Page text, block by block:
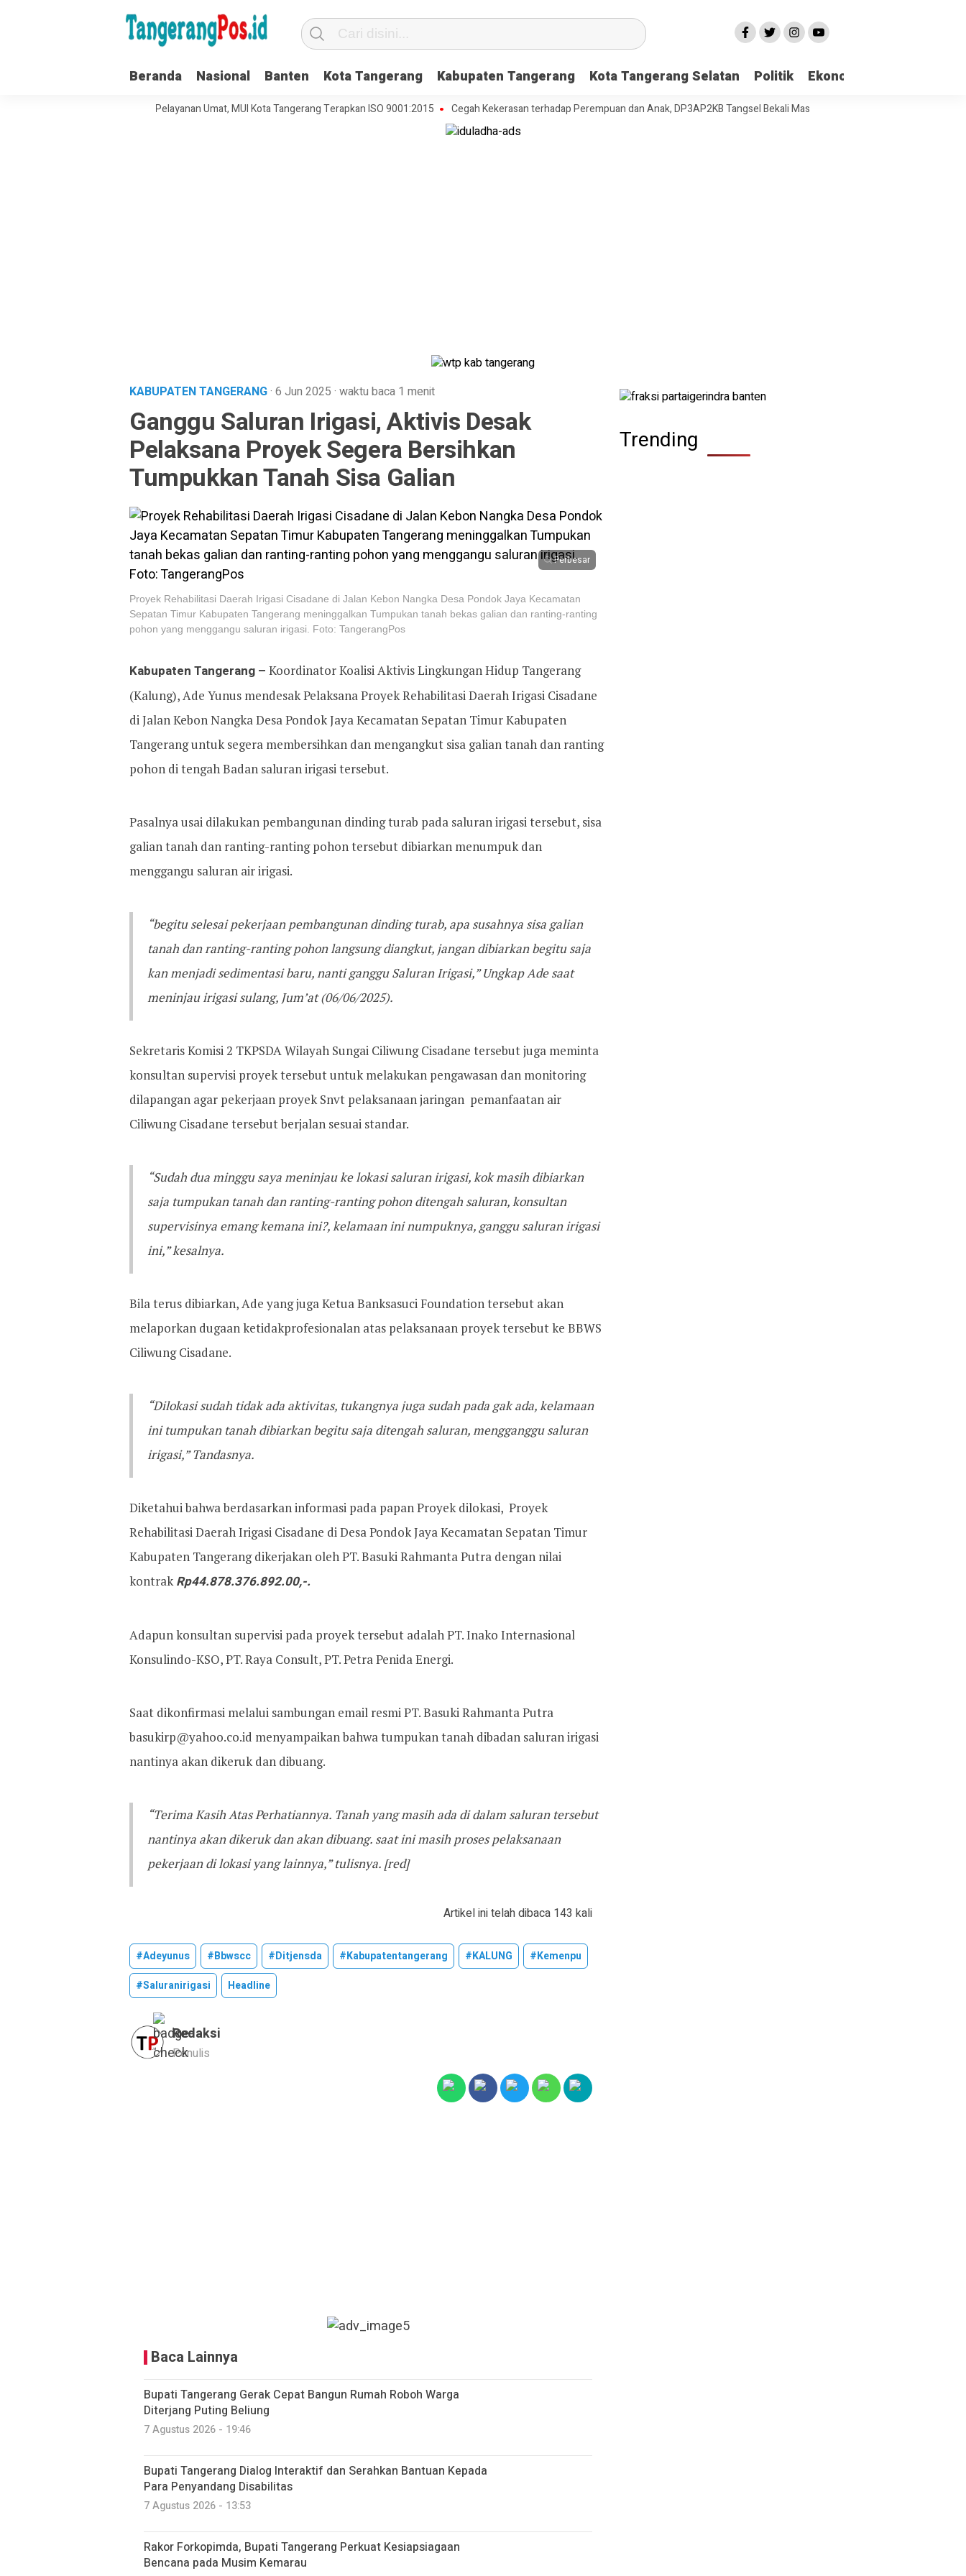
Beranda Nasional Banten Kota Tangerang Kabupaten Tangerang Kota Tangerang Selatan Politik Ekonomi
Kelola Organisasi dan Pelayanan Umat, MUI Kota Tangerang Terapkan ISO 9001:2015 Cegah Kekerasan terhadap Perempuan dan Anak, DP3AP2KB Tangsel Bekali Masyarakat Manajemen Stres dan Dukungan
KABUPATEN TANGERANG· 6 Jun 2025 · waktu baca 1 menit
Ganggu Saluran Irigasi, Aktivis Desak
Pelaksana Proyek Segera Bersihkan
Tumpukkan Tanah Sisa Galian
Perbesar
Proyek Rehabilitasi Daerah Irigasi Cisadane di Jalan Kebon Nangka Desa Pondok Jaya Kecamatan
Sepatan Timur Kabupaten Tangerang meninggalkan Tumpukan tanah bekas galian dan ranting-ranting
pohon yang menggangu saluran irigasi. Foto: TangerangPos
Kabupaten Tangerang – Koordinator Koalisi Aktivis Lingkungan Hidup Tangerang
(Kalung), Ade Yunus mendesak Pelaksana Proyek Rehabilitasi Daerah Irigasi Cisadane
di Jalan Kebon Nangka Desa Pondok Jaya Kecamatan Sepatan Timur Kabupaten
Tangerang untuk segera membersihkan dan mengangkut sisa galian tanah dan ranting
pohon di tengah Badan saluran irigasi tersebut.
Pasalnya usai dilakukan pembangunan dinding turab pada saluran irigasi tersebut, sisa
galian tanah dan ranting-ranting pohon tersebut dibiarkan menumpuk dan
menggangu saluran air irigasi.
“begitu selesai pekerjaan pembangunan dinding turab, apa susahnya sisa galian
tanah dan ranting-ranting pohon langsung diangkut, jangan dibiarkan begitu saja
kan menjadi sedimentasi baru, nanti ganggu Saluran Irigasi,” Ungkap Ade saat
meninjau irigasi sulang, Jum’at (06/06/2025).
Sekretaris Komisi 2 TKPSDA Wilayah Sungai Ciliwung Cisadane tersebut juga meminta
konsultan supervisi proyek tersebut untuk melakukan pengawasan dan monitoring
dilapangan agar pekerjaan proyek Snvt pelaksanaan jaringan pemanfaatan air
Ciliwung Cisadane tersebut berjalan sesuai standar.
“Sudah dua minggu saya meninjau ke lokasi saluran irigasi, kok masih dibiarkan
saja tumpukan tanah dan ranting-ranting pohon ditengah saluran, konsultan
supervisinya emang kemana ini?, kelamaan ini numpuknya, ganggu saluran irigasi
ini,” kesalnya.
Bila terus dibiarkan, Ade yang juga Ketua Banksasuci Foundation tersebut akan
melaporkan dugaan ketidakprofesionalan atas pelaksanaan proyek tersebut ke BBWS
Ciliwung Cisadane.
“Dilokasi sudah tidak ada aktivitas, tukangnya juga sudah pada gak ada, kelamaan
ini tumpukan tanah dibiarkan begitu saja ditengah saluran, mengganggu saluran
irigasi,” Tandasnya.
Diketahui bahwa berdasarkan informasi pada papan Proyek dilokasi, Proyek
Rehabilitasi Daerah Irigasi Cisadane di Desa Pondok Jaya Kecamatan Sepatan Timur
Kabupaten Tangerang dikerjakan oleh PT. Basuki Rahmanta Putra dengan nilai
kontrakRp44.878.376.892.00,-.
Adapun konsultan supervisi pada proyek tersebut adalah PT. Inako Internasional
Konsulindo-KSO, PT. Raya Consult, PT. Petra Penida Energi.
Saat dikonfirmasi melalui sambungan email resmi PT. Basuki Rahmanta Putra
basukirp@yahoo.co.id menyampaikan bahwa tumpukan tanah dibadan saluran irigasi
nantinya akan dikeruk dan dibuang.
“Terima Kasih Atas Perhatiannya. Tanah yang masih ada di dalam saluran tersebut
nantinya akan dikeruk dan akan dibuang. saat ini masih proses pelaksanaan
pekerjaan di lokasi yang lainnya,” tulisnya. [red]
Artikel ini telah dibaca 143 kali
#adeyunus #bbwscc #ditjensda #kabupatentangerang #KALUNG
#kemenpu
#saluranirigasi
Headline
Redaksi
Penulis
Baca Lainnya
Bupati Tangerang Gerak Cepat Bangun Rumah Roboh Warga
Diterjang Puting Beliung
7 Agustus 2026 - 19:46
Bupati Tangerang Dialog Interaktif dan Serahkan Bantuan Kepada
Para Penyandang Disabilitas
7 Agustus 2026 - 13:53
Rakor Forkopimda, Bupati Tangerang Perkuat Kesiapsiagaan
Bencana pada Musim Kemarau
Trending